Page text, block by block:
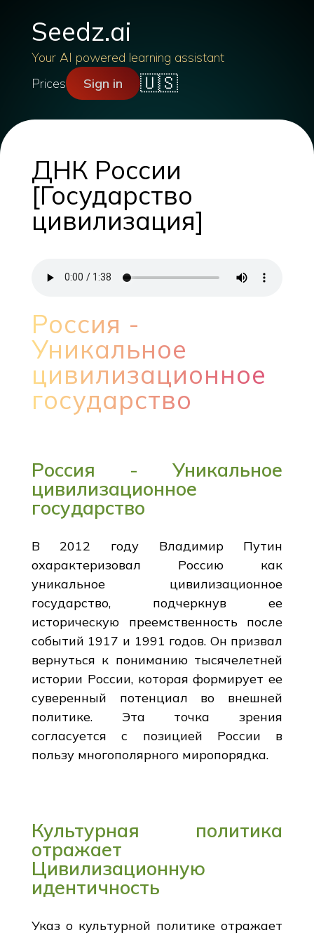
Seedz.ai
Your AI powered learning assistant
Prices
Sign in 🇺🇸
ДНК России
[Государство
цивилизация]
Россия -
Уникальное
цивилизационное
государство
Россия - Уникальное
цивилизационное
государство
В 2012 году Владимир Путин
охарактеризовал Россию как
уникальное цивилизационное
государство, подчеркнув ее
историческую преемственность после
событий 1917 и 1991 годов. Он призвал
вернуться к пониманию тысячелетней
истории России, которая формирует ее
суверенный потенциал во внешней
политике. Эта точка зрения
согласуется с позицией России в
пользу многополярного миропорядка.
Культурная политика
отражает
Цивилизационную
идентичность
Указ о культурной политике отражает